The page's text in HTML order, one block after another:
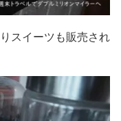
スイーツも販売され